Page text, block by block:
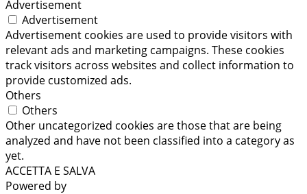
Advertisement
Advertisement
Advertisement cookies are used to provide visitors with
relevant ads and marketing campaigns. These cookies
track visitors across websites and collect information to
provide customized ads.
Others
Others
Other uncategorized cookies are those that are being
analyzed and have not been classified into a category as
yet.
ACCETTA E SALVA
Powered by